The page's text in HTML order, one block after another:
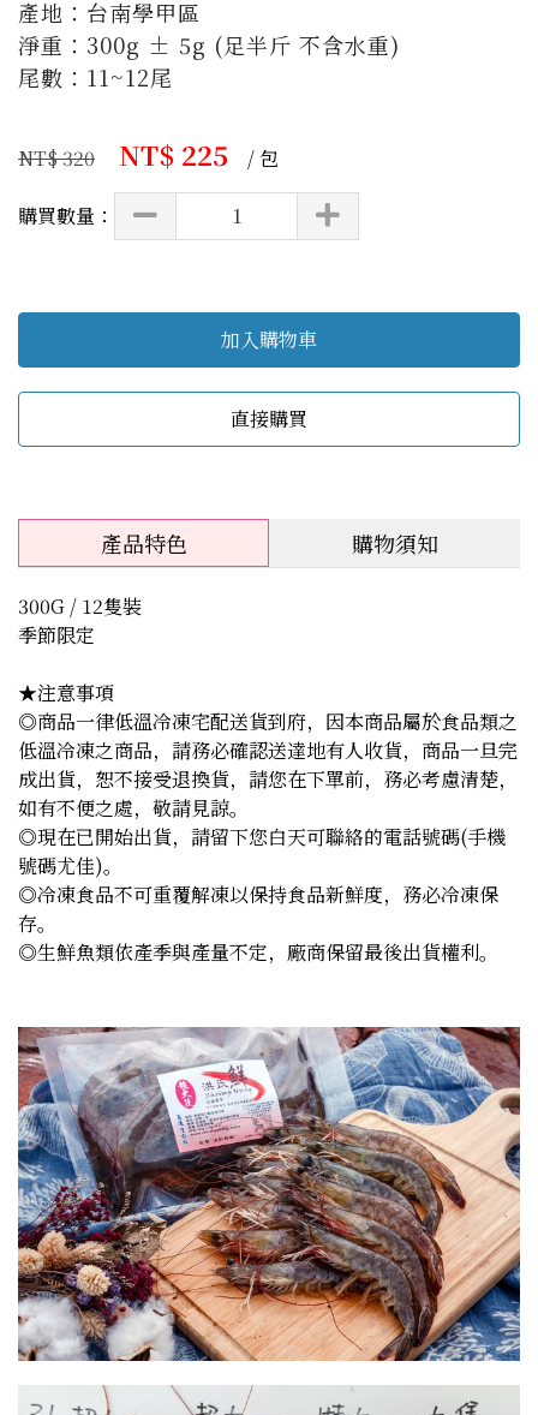
產地：台南學甲區
淨重：300g ± 5g (足半斤 不含水重)
尾數：11~12尾
NT$ 320 NT$ 225 / 包
購買數量：
加入購物車
直接購買
產品特色 購物須知
300G / 12隻裝
季節限定
★注意事項
◎商品一律低溫冷凍宅配送貨到府，因本商品屬於食品類之
低溫冷凍之商品，請務必確認送達地有人收貨，商品一旦完
成出貨，恕不接受退換貨，請您在下單前，務必考慮清楚，
如有不便之處，敬請見諒。
◎現在已開始出貨，請留下您白天可聯絡的電話號碼(手機
號碼尤佳)。
◎冷凍食品不可重覆解凍以保持食品新鮮度，務必冷凍保
存。
◎生鮮魚類依產季與產量不定，廠商保留最後出貨權利。